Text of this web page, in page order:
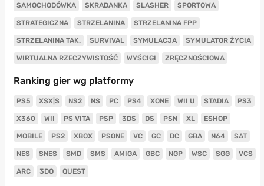
SAMOCHODÓWKA SKRADANKA SLASHER SPORTOWA
STRATEGICZNA STRZELANINA STRZELANINA FPP
STRZELANINA TAK. SURVIVAL SYMULACJA SYMULATOR ŻYCIA
WIRTUALNA RZECZYWISTOŚĆ WYŚCIGI ZRĘCZNOŚCIOWA
Ranking gier wg platformy
PS5 XSX|S NS2 NS PC PS4 XONE WII U STADIA PS3
X360 WII PS VITA PSP 3DS DS PSN XL ESHOP
MOBILE PS2 XBOX PSONE VC GC DC GBA N64 SAT
NES SNES SMD SMS AMIGA GBC NGP WSC SGG VCS
ARC 3DO QUEST